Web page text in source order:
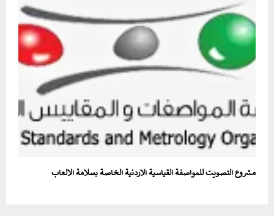
مشروع التصويت للمواصفة القياسية الاردنية الخاصة بسلامة الالعاب